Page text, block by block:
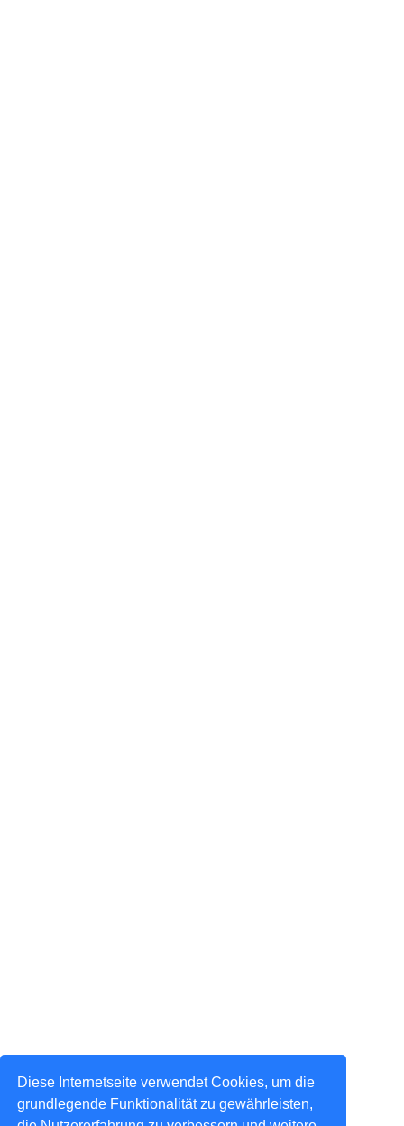
Diese Internetseite verwendet Cookies, um die
grundlegende Funktionalität zu gewährleisten,